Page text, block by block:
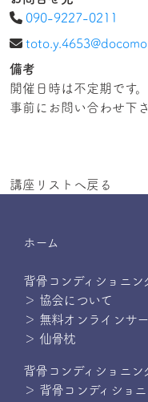
090-9227-0211
備考
開催日時は不定期です。
事前にお問い合わせ下さ
講座リストへ戻る
ホーム
背骨コンディショニン
＞ 協会について
＞ 無料オンラインサ
＞ 仙骨枕
背骨コンディショニ
＞ 背骨コンディショ